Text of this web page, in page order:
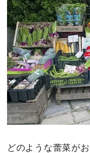
どのような蕾菜が